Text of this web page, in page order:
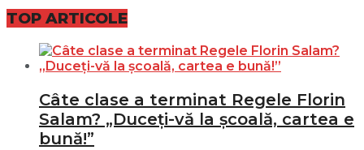
TOP ARTICOLE
Câte clase a terminat Regele Florin
Salam? „Duceți-vă la școală, cartea e
bună!”